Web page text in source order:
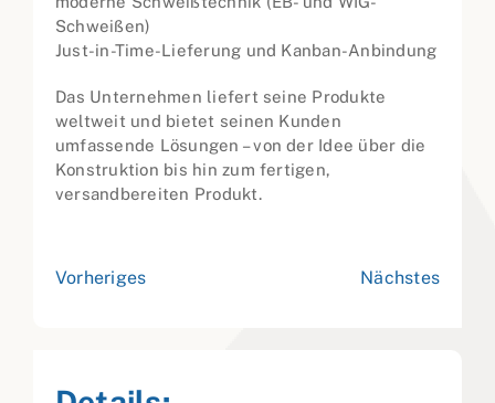
Schweißen)
Just-in-Time-Lieferung und Kanban-Anbindung
Das Unternehmen liefert seine Produkte
weltweit und bietet seinen Kunden
umfassende Lösungen – von der Idee über die
Konstruktion bis hin zum fertigen,
versandbereiten Produkt.
Vorheriges Nächstes